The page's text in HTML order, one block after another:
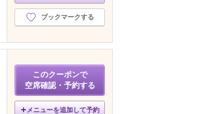
ブックマークする
このクーポンで
空席確認・予約する
メニューを追加して予約